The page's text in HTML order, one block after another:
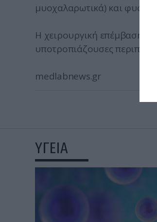
μυοχαλαρωτικά) και
Η χειρουργική επέμβαση
υποτροπιάζουσες
medlabnews.gr
ΥΓΕΙΑ